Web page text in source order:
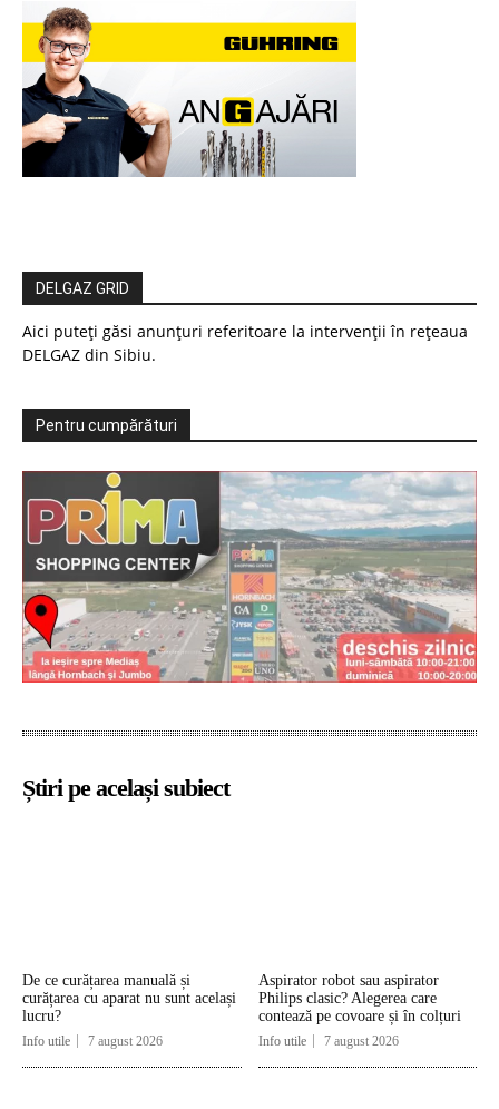
DELGAZ GRID
Aici puteți găsi anunțuri referitoare la intervenții în rețeaua
DELGAZ din Sibiu.
Pentru cumpărături
Știri pe același subiect
De ce curățarea manuală și
curățarea cu aparat nu sunt același
lucru?
Info utile 7 august 2026
Aspirator robot sau aspirator
Philips clasic? Alegerea care
contează pe covoare și în colțuri
Info utile 7 august 2026